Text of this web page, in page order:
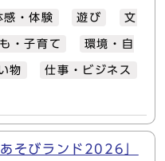
感・体験 遊び 文
・子育て 環境・自
物 仕事・ビジネス
あそびランド2026」